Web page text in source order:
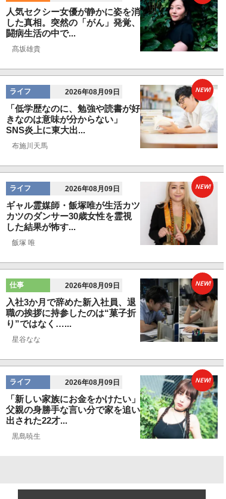
人気セクシー女優が静かに姿を消
した真相。突然の「がん」発覚、
闘病生活の中で...
髙坂雄貴
ライフ 2026年08月09日
「低学歴なのに、勉強や読書が好
きなのは意味が分からない」
SNS炎上に東大出...
布施川天馬
NEW!
ライフ 2026年08月09日
ギャル霊媒師・飯塚唯が生活カツ
カツのダンサー30歳女性を霊視
した結果が怖す...
飯塚 唯
NEW!
仕事 2026年08月09日
入社3か月で辞めた新入社員、退
職の挨拶に持参したのは“菓子折
り”ではなく…...
星谷なな
NEW!
ライフ 2026年08月09日
「新しい家族にお金をかけたい」
父親の身勝手な言い分で家を追い
出された22才...
黒島暁生
NEW!